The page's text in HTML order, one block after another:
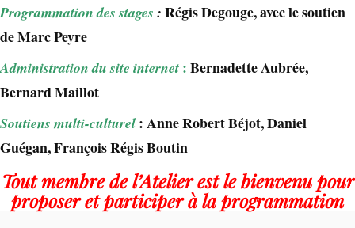
Programmation des stages : Régis Degouge, avec le soutien
de Marc Peyre
Administration du site internet :Bernadette Aubrée,
Bernard Maillot
Soutiens multi-culturel : Anne Robert Béjot, Daniel
Guégan, François Régis Boutin
Tout membre de l’Atelier est le bienvenu pour
proposer et participer à la programmation